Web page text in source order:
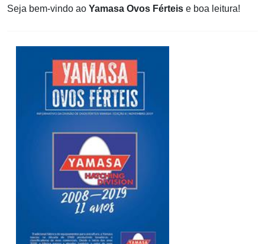
Seja bem-vindo ao Yamasa Ovos Férteis e boa leitura!